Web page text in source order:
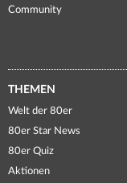
Community
THEMEN
Welt der 80er
80er Star News
80er Quiz
Aktionen